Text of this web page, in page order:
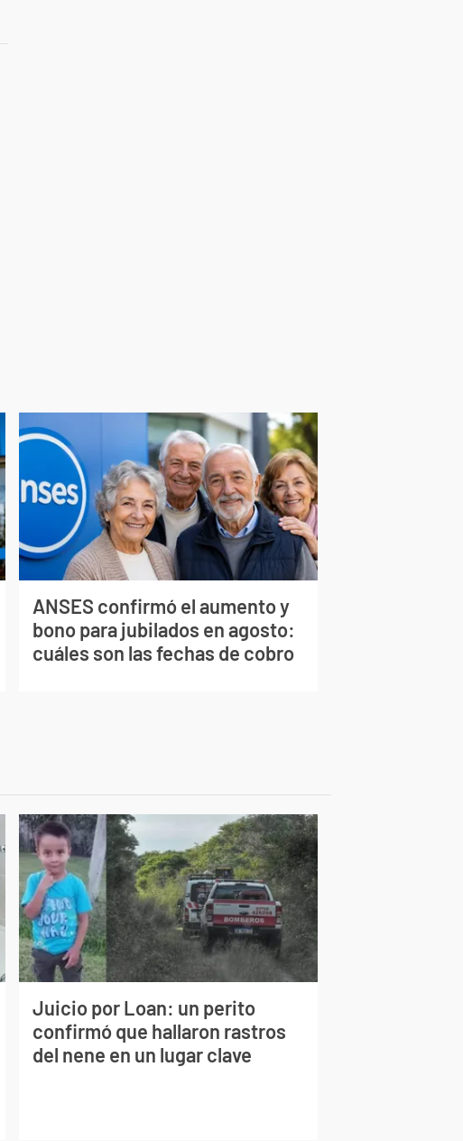
ANSES confirmó el aumento y
bono para jubilados en agosto:
cuáles son las fechas de cobro
Juicio por Loan: un perito
confirmó que hallaron rastros
del nene en un lugar clave